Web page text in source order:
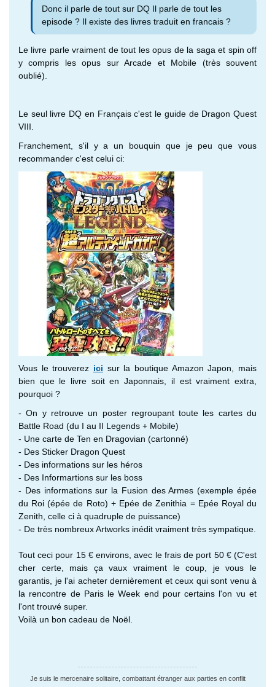
Donc il parle de tout sur DQ Il parle de tout les
episode ? Il existe des livres traduit en francais ?
Le livre parle vraiment de tout les opus de la saga et spin off
y compris les opus sur Arcade et Mobile (très souvent
oublié).
Le seul livre DQ en Français c'est le guide de Dragon Quest
VIII.
Franchement, s'il y a un bouquin que je peu que vous
recommander c'est celui ci:
Vous le trouverez ici sur la boutique Amazon Japon, mais
bien que le livre soit en Japonnais, il est vraiment extra,
pourquoi ?
- On y retrouve un poster regroupant toute les cartes du
Battle Road (du I au II Legends + Mobile)
- Une carte de Ten en Dragovian (cartonné)
- Des Sticker Dragon Quest
- Des informations sur les héros
- Des Informartions sur les boss
- Des informations sur la Fusion des Armes (exemple épée
du Roi (épée de Roto) + Epée de Zenithia = Epée Royal du
Zenith, celle ci à quadruple de puissance)
- De très nombreux Artworks inédit vraiment très sympatique.
Tout ceci pour 15 € environs, avec le frais de port 50 € (C'est
cher certe, mais ça vaux vraiment le coup, je vous le
garantis, je l'ai acheter dernièrement et ceux qui sont venu à
la rencontre de Paris le Week end pour certains l'on vu et
l'ont trouvé super.
Voilà un bon cadeau de Noël.
Je suis le mercenaire solitaire, combattant étranger aux parties en conflit